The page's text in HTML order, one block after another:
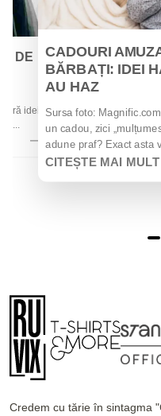
DE
idei
CADOURI
BĂRBAȚI: IDEI
AU HAZ
Sursa foto:
un cadou, zici
adune praf? Exact asta
CITEȘTE MAI MULT
Credem cu tărie în sintagma